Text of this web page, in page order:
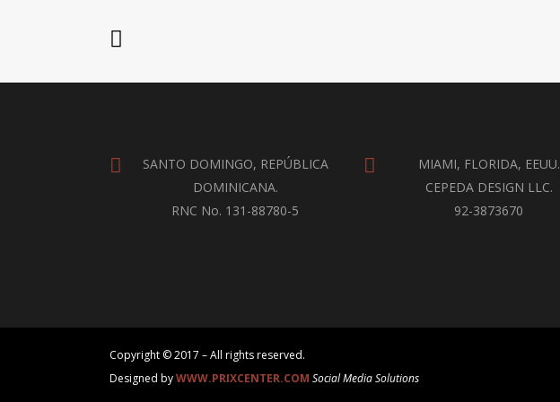
SANTO DOMINGO, REPÚBLICA
DOMINICANA.
RNC No. 131-88780-5
MIAMI, FLORIDA, EEUU.
CEPEDA DESIGN LLC.
92-3873670
Copyright © 2017 – All rights reserved.
Designed byWWW.PRIXCENTER.COM Social Media Solutions